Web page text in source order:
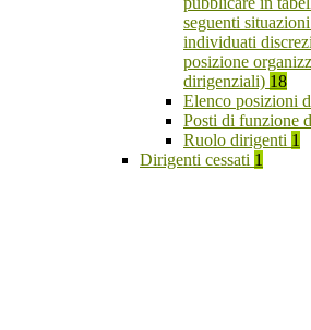
seguenti
individuati
posizione
dirigenziali) 18
Elenco posizioni
Posti di funzione
Ruolo dirigenti 1
Dirigenti cessati 1